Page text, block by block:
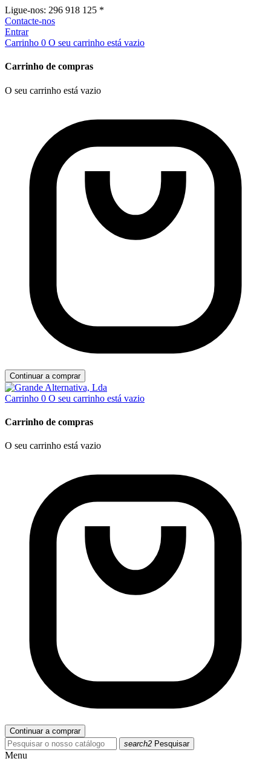
Ligue-nos: 296 918 125 *
Contacte-nos
Entrar
Carrinho 0 O seu carrinho está vazio
Carrinho de compras
O seu carrinho está vazio
Continuar a comprar
Carrinho 0 O seu carrinho está vazio
Carrinho de compras
O seu carrinho está vazio
Continuar a comprar
search2 Pesquisar
Menu